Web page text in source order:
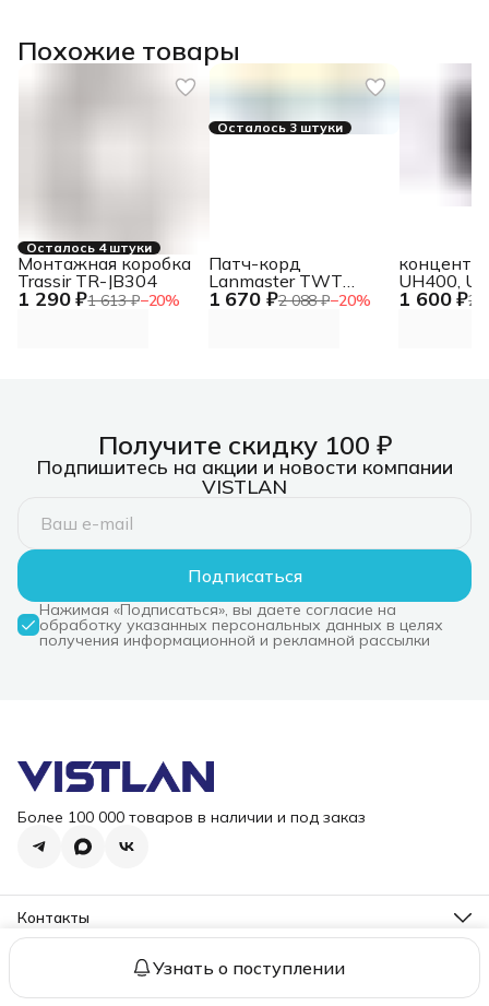
Узнать о поступлении
Похожие товары
Осталось 4 штуки
1 290 ₽1 613 ₽−20%
Монтажная коробка
Trassir TR-JB304
Осталось 3 штуки
1 670 ₽2 088 ₽−20%
Патч-корд
Lanmaster TWT
(TWT-2LC-2SC/SU-
1 600 ₽2
UH400,
Port Hub
Получите скидку 100 ₽
Подпишитесь на акции и новости компании
VISTLAN
Подписаться
Нажимая «Подписаться», вы даете согласие на
обработку указанных персональных данных в целях
получения информационной и рекламной рассылки
Более 100 000 товаров в наличии и под заказ
Контакты
Режим работы
2006 – 2026 ООО "ВИСТЛАН". Все права защищены.